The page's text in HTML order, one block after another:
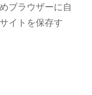
ブラウザーに自
イトを保存す